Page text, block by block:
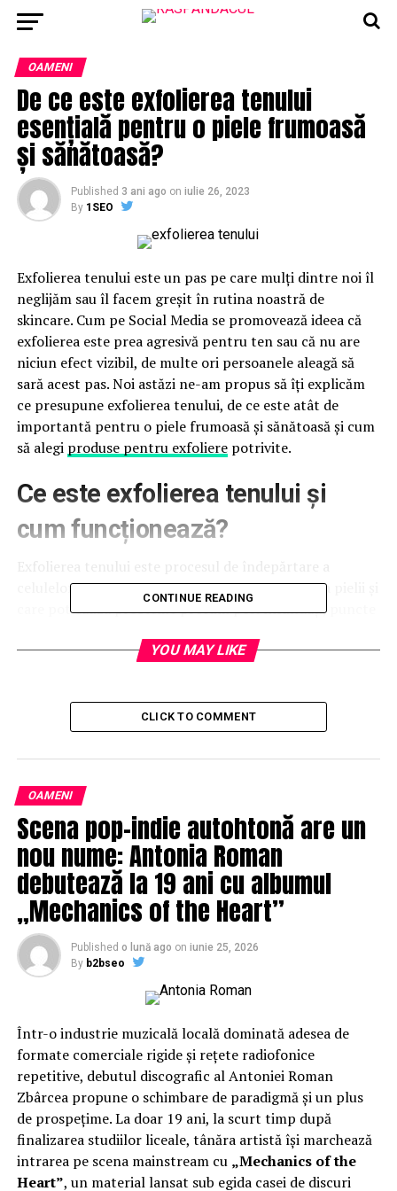
OAMENI
De ce este exfolierea tenului
esențială pentru o piele frumoasă
și sănătoasă?
Published 3 ani ago on iulie 26, 2023
By 1SEO
Exfolierea tenului este un pas pe care mulți dintre noi îl
neglijăm sau îl facem greșit în rutina noastră de
skincare. Cum pe Social Media se promovează ideea că
exfolierea este prea agresivă pentru ten sau că nu are
niciun efect vizibil, de multe ori persoanele aleagă să
sară acest pas. Noi astăzi ne-am propus să îți explicăm
ce presupune exfolierea tenului, de ce este atât de
importantă pentru o piele frumoasă și sănătoasă și cum
să alegi produse pentru exfolierepotrivite.
Ce este exfolierea tenului și
cum funcționează?
celulelor moarte care se acumulează la suprafața pielii și
care pot cauza probleme precum pori înfundați, puncte
face prin două metode: mecanică sau chimică, iar în
Exfolierea mecanicăimplică folosirea unor
produse care conțin particule abrazive, cum ar fi
zahăr, sare, sâmburi de fructe sau perle sintetice,
mișcări circulare. Exemple de produse pentru
exfoliere mecanică sunt scruburile, măștile sau
dischetele demachiante.
Exfolierea chimică,pe de altă parte, implică
folosirea unor produse care conțin acizi sau
enzime care dizolvă celulele moarte fără a
cu acizi alfa-hidroxi (AHA), cum ar fi acidul glicolic
cum ar fi acidul salicilic, sau produsele cu enzime
Care sunt beneficiile exfolierii
tenului?
Pentru că la început discutam despre preconcepțiile
cum că exfolierea este un proces agresiv pentru ten, în
fapt ea aduce tenului aduce numeroase beneficii mai
CONTINUE READING
YOU MAY LIKE
CLICK TO COMMENT
OAMENI
Scena pop-indie autohtonă are un
nou nume: Antonia Roman
debutează la 19 ani cu albumul
„Mechanics of the Heart”
Published o lună ago on iunie 25, 2026
By b2bseo
Într-o industrie muzicală locală dominată adesea de
formate comerciale rigide și rețete radiofonice
repetitive, debutul discografic al Antoniei Roman
Zbârcea propune o schimbare de paradigmă și un plus
de prospețime. La doar 19 ani, la scurt timp după
finalizarea studiilor liceale, tânăra artistă își marchează
intrarea pe scena mainstream cu „Mechanics of the
Heart”, un material lansat sub egida casei de discuri